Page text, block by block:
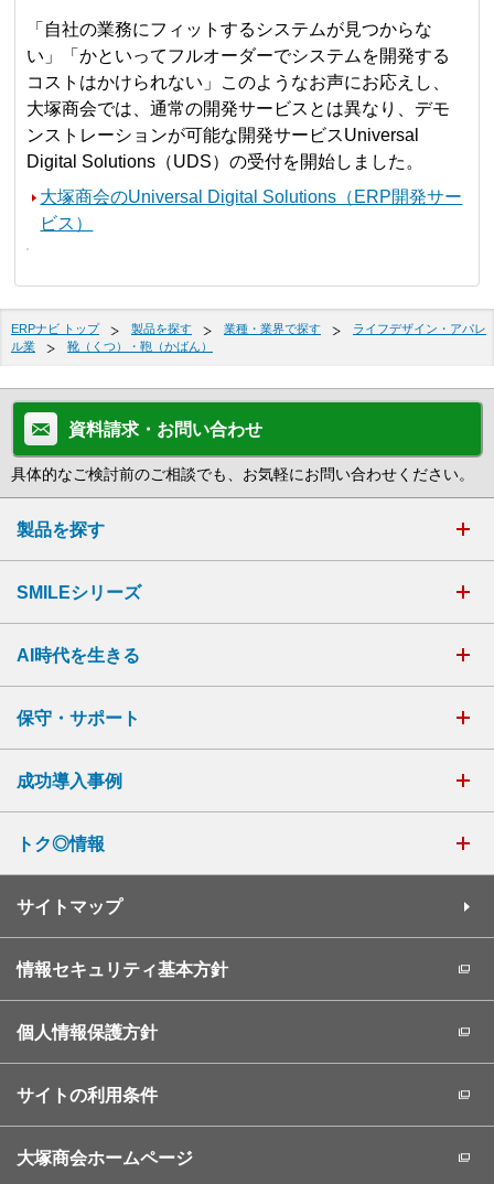
「自社の業務にフィットするシステムが見つからな
い」「かといってフルオーダーでシステムを開発する
コストはかけられない」このようなお声にお応えし、
大塚商会では、通常の開発サービスとは異なり、デモ
ンストレーションが可能な開発サービスUniversal
Digital Solutions（UDS）の受付を開始しました。
大塚商会のUniversal Digital Solutions（ERP開発サー
ビス）
ERPナビ トップ 製品を探す 業種・業界で探す
ライフデザイン・アパレ
ル業
靴（くつ）・鞄（かばん）
資料請求・お問い合わせ
具体的なご検討前のご相談でも、お気軽にお問い合わせください。
製品を探す
SMILEシリーズ
AI時代を生きる
保守・サポート
成功導入事例
トク◎情報
サイトマップ
情報セキュリティ基本方針
個人情報保護方針
サイトの利用条件
大塚商会ホームページ